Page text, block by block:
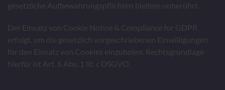
gesetzliche Aufbewahrungspflichten bleiben unberührt.
Der Einsatz von Cookie Notice & Compliance for GDPR
erfolgt, um die gesetzlich vorgeschriebenen Einwilligungen
für den Einsatz von Cookies einzuholen. Rechtsgrundlage
hierfür ist Art. 6 Abs. 1 lit. c DSGVO.